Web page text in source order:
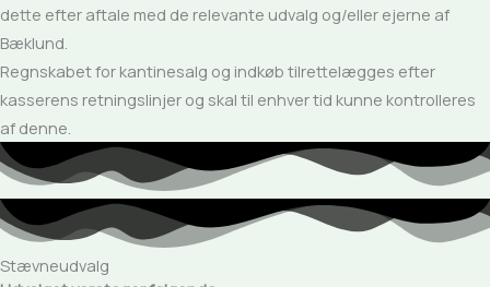
dette efter aftale med de relevante udvalg og/eller ejerne af
Bæklund.
Regnskabet for kantinesalg og indkøb tilrettelægges efter
kasserens retningslinjer og skal til enhver tid kunne kontrolleres
af denne.
Stævneudvalg